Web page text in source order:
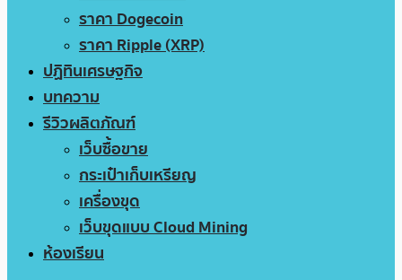
ราคา Dogecoin
ราคา Ripple (XRP)
ปฏิทินเศรษฐกิจ
บทความ
รีวิวผลิตภัณฑ์
เว็บซื้อขาย
กระเป๋าเก็บเหรียญ
เครื่องขุด
เว็บขุดแบบ Cloud Mining
ห้องเรียน